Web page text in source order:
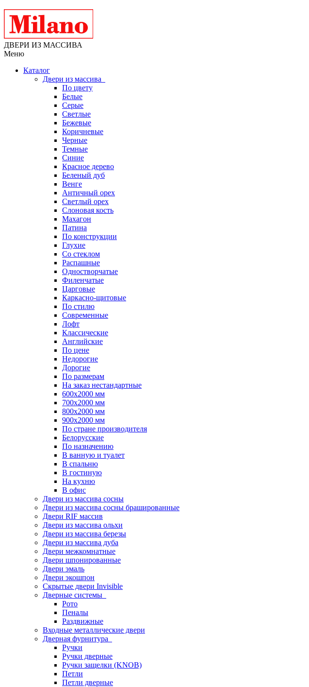
ДВЕРИ ИЗ МАССИВА
Меню
Каталог
Двери из массива
По цвету
Белые
Серые
Светлые
Бежевые
Коричневые
Черные
Темные
Синие
Красное дерево
Беленый дуб
Венге
Античный орех
Светлый орех
Слоновая кость
Махагон
Патина
По конструкции
Глухие
Со стеклом
Распашные
Одностворчатые
Филенчатые
Царговые
Каркасно-щитовые
По стилю
Современные
Лофт
Классические
Английские
По цене
Недорогие
Дорогие
По размерам
На заказ нестандартные
600х2000 мм
700х2000 мм
800х2000 мм
900х2000 мм
По стране производителя
Белорусские
По назначению
В ванную и туалет
В спальню
В гостиную
На кухню
В офис
Двери из массива сосны
Двери из массива сосны брашированные
Двери RIF массив
Двери из массива ольхи
Двери из массива березы
Двери из массива дуба
Двери межкомнатные
Двери шпонированные
Двери эмаль
Двери экошпон
Скрытые двери Invisible
Дверные системы
Рото
Пеналы
Раздвижные
Входные металлические двери
Дверная фурнитура
Ручки
Ручки дверные
Ручки защелки (KNOB)
Петли
Петли дверные